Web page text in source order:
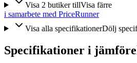
Visa 2 butiker tillVisa färre
i samarbete med PriceRunner
Visa alla specifikationerDölj
Specifikationer i